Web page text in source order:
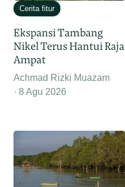
Cerita fitur
Ekspansi Tambang
Nikel Terus Hantui Raja
Ampat
Achmad Rizki Muazam
8 Agu 2026